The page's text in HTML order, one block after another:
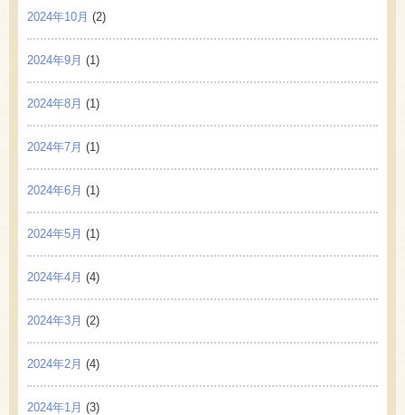
2024年10月 (2)
2024年9月 (1)
2024年8月 (1)
2024年7月 (1)
2024年6月 (1)
2024年5月 (1)
2024年4月 (4)
2024年3月 (2)
2024年2月 (4)
2024年1月 (3)